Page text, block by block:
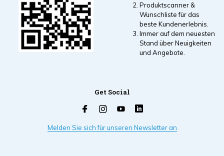
Produktscanner &
Wunschliste für das
beste Kundenerlebnis.
Immer auf dem neuesten
Stand über Neuigkeiten
und Angebote.
Get Social
Melden Sie sich für unseren Newsletter an